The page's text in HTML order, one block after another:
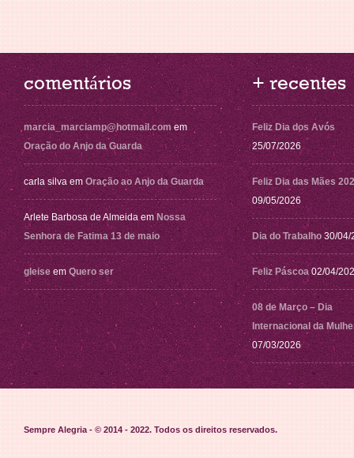
comentários
marcia_marciamp@hotmail.com em
Oração do Anjo da Guarda
carla silva em Oração ao Anjo da Guarda
Arlete Barbosa de Almeida em Nossa
Senhora de Fatima 13 de maio
gleise em Quero ser
+ recentes
Feliz Dia dos Avós
25/07/2026
Feliz Dia das Mães
09/05/2026
Dia do Trabalho 30/04/
Feliz Páscoa 02/04/
08 de Março – Dia
Internacional da
07/03/2026
Sempre Alegria - © 2014 - 2022. Todos os direitos reservados.